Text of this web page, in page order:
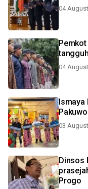
04
04
Ismaya
03
Dinsos
Progo